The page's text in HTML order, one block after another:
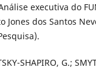
executiva do
Jones dos Santos
SHAPIRO, G.;